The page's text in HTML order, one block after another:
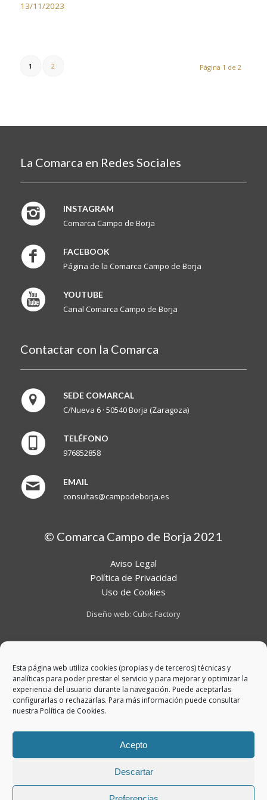
Esta página web utiliza cookies (propias y de terceros) técnicas y
analíticas para poder prestar el servicio y para mejorar y optimizar la
experiencia del usuario durante la navegación. Puede aceptarlas
configurarlas o rechazarlas. Para más información puede consultar
nuestra Política de Cookies.
Acepto
Descartar
13/11/2023
Página 1 de 2
1 2
La Comarca en Redes Sociales
INSTAGRAM
Comarca Campo de Borja
FACEBOOK
Página de la Comarca Campo de Borja
YOUTUBE
Canal Comarca Campo de Borja
Contactar con la Comarca
SEDE COMARCAL
C/Nueva 6 · 50540 Borja (Zaragoza)
TELÉFONO
976852858
EMAIL
consultas@campodeborja.es
© Comarca Campo de Borja 2021
Aviso Legal
Política de Privacidad
Uso de Cookies
Diseño web: Cubic Factory